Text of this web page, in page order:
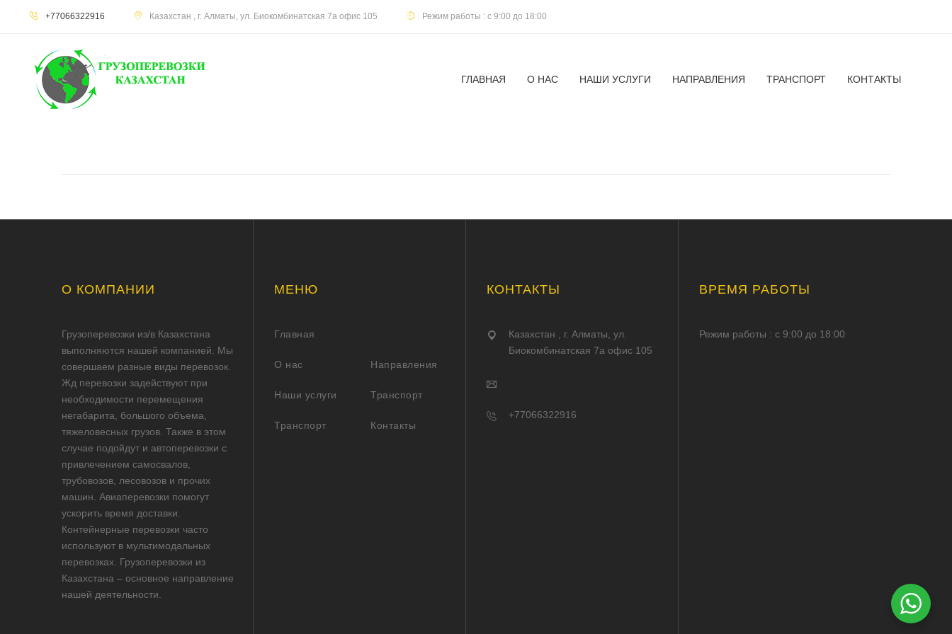
+77066322916 Казахстан , г. Алматы, ул. Биокомбинатская 7а офис 105 Режим работы : с 9:00 до 18:00
ГЛАВНАЯ О НАС НАШИ УСЛУГИ НАПРАВЛЕНИЯ ТРАНСПОРТ КОНТАКТЫ
О КОМПАНИИ
Грузоперевозки из/в Казахстана
выполняются нашей компанией. Мы
совершаем разные виды перевозок.
Жд перевозки задействуют при
необходимости перемещения
негабарита, большого объема,
тяжеловесных грузов. Также в этом
случае подойдут и автоперевозки с
привлечением самосвалов,
трубовозов, лесовозов и прочих
машин. Авиаперевозки помогут
ускорить время доставки.
Контейнерные перевозки часто
используют в мультимодальных
перевозках. Грузоперевозки из
Казахстана – основное направление
нашей деятельности.
МЕНЮ
Главная
О нас
Наши услуги
Транспорт
Направления
Транспорт
Контакты
КОНТАКТЫ
Казахстан , г. Алматы, ул.
Биокомбинатская 7а офис 105
+77066322916
ВРЕМЯ РАБОТЫ
Режим работы : с 9:00 до 18:00